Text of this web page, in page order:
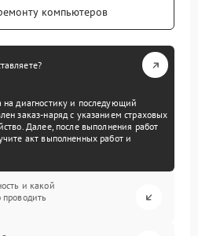
компьютеров
на диагностику и последующий
заказ-наряд с указанием страховых
Далее, после выполнения работ
акт выполненных работ и
и какой